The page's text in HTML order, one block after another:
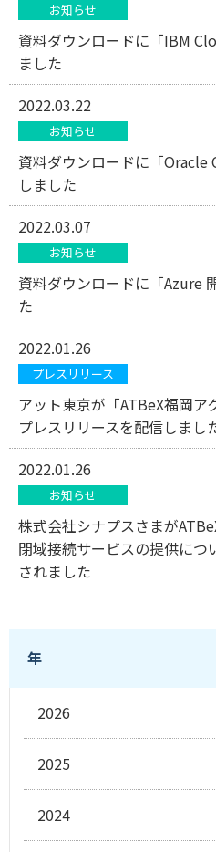
お知らせ
資料ダウンロードに「IBM
ました
2022.03.22
お知らせ
資料ダウンロードに「
しました
2022.03.07
お知らせ
資料ダウンロードに「Azure
た
2022.01.26
プレスリリース
アット東京が「ATBeX福岡ア
プレスリリースを配信しまし
2022.01.26
お知らせ
株式会社シナプスさまが
閉域接続サービスの提供につ
されました
年
2026
2025
2024